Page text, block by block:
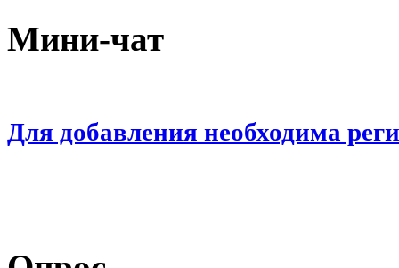
Мини-чат
Для добавления необходима